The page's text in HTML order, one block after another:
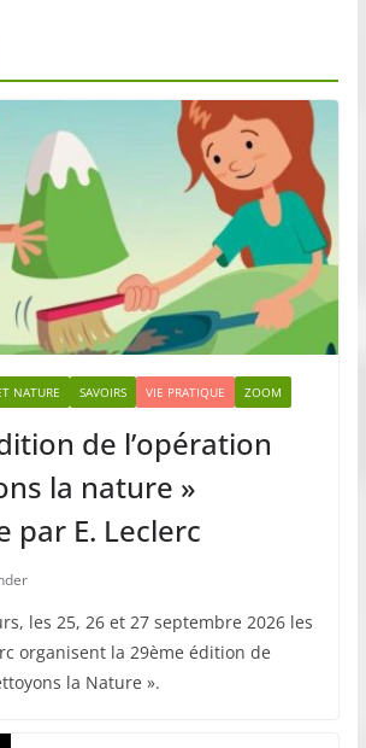
NATURE SAVOIRS VIE PRATIQUE ZOOM
de l’opération
la nature »
par E. Leclerc
les 25, 26 et 27 septembre 2026 les
organisent la 29ème édition de
la Nature ».